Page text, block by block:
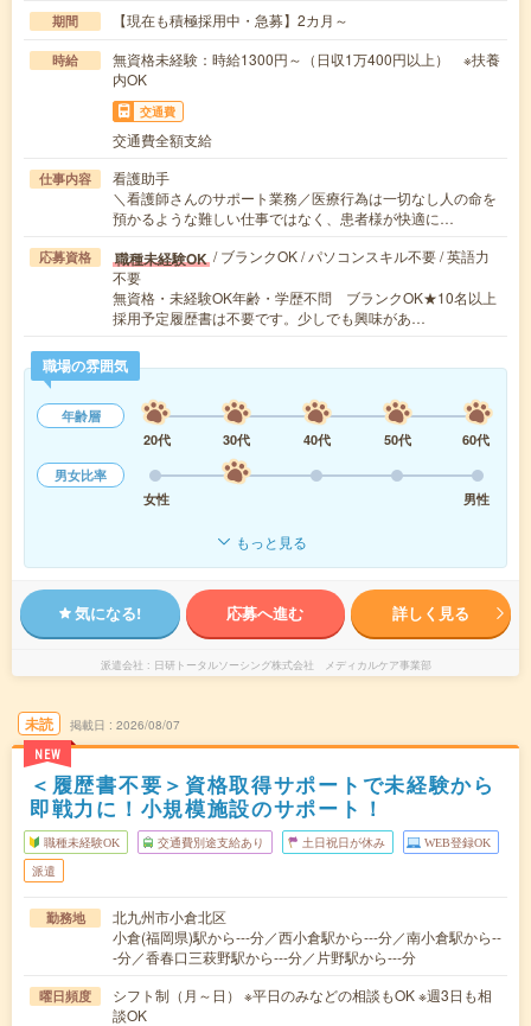
期間 【現在も積極採用中・急募】2カ月～
時給
無資格未経験：時給1300円～（日収1万400円以上） ※扶養
内OK
交通費
交通費全額支給
仕事内容
看護助手
＼看護師さんのサポート業務／医療行為は一切なし人の命を
預かるような難しい仕事ではなく、患者様が快適に…
応募資格 職種未経験OK / ブランクOK / パソコンスキル不要 / 英語力
不要
無資格・未経験OK年齢・学歴不問 ブランクOK★10名以上
採用予定履歴書は不要です。少しでも興味があ…
職場の雰囲気
年齢層
20代
30代 40代 50代
60代
男女比率
女性
男性
もっと見る
気になる! 応募へ進む 詳しく見る
派遣会社 日研トータルソーシング株式会社 メディカルケア事業部
未読
NEW
掲載日 2026/08/07
＜履歴書不要＞資格取得サポートで未経験から
即戦力に！小規模施設のサポート！
職種未経験OK 交通費別途支給あり 土日祝日が休み WEB登録OK
派遣
勤務地
北九州市小倉北区
小倉(福岡県)駅から---分／西小倉駅から---分／南小倉駅から--
-分／香春口三萩野駅から---分／片野駅から---分
曜日頻度
シフト制（月～日） ※平日のみなどの相談もOK ※週3日も相
談OK